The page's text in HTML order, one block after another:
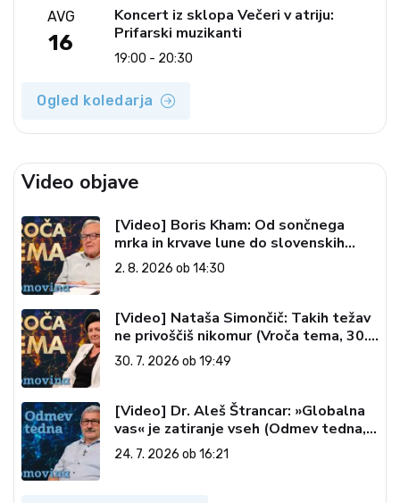
AVG
16
Koncert iz sklopa Večeri v atriju:
Prifarski muzikanti
19:00 - 20:30
Ogled koledarja
Video objave
[Video] Boris Kham: Od sončnega
mrka in krvave lune do slovenskih
pečatov v vesolju (Vroča tema, 2. 8.
2026)
2. 8. 2026 ob 14:30
[Video] Nataša Simončič: Takih težav
ne privoščiš nikomur (Vroča tema, 30.
7. 2026)
30. 7. 2026 ob 19:49
[Video] Dr. Aleš Štrancar: »Globalna
vas« je zatiranje vseh (Odmev tedna,
24. 7. 2026)
24. 7. 2026 ob 16:21